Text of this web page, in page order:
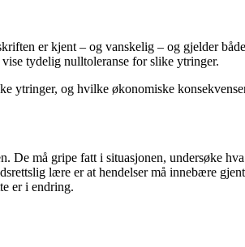
er kjent – og vanskelig – og gjelder
tydelig nulltoleranse for slike ytringer.
ytringer, og hvilke økonomiske
De må gripe fatt i situasjonen, undersøke
lære er at hendelser må innebære
er i endring.